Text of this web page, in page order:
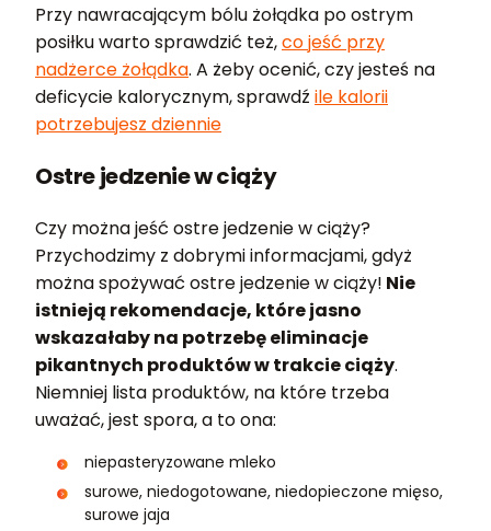
Przy nawracającym bólu żołądka po ostrym
posiłku warto sprawdzić też,co jeść przy
nadżerce żołądka. A żeby ocenić, czy jesteś na
deficycie kalorycznym, sprawdź ile kalorii
potrzebujesz dziennie
Ostre jedzenie w ciąży
Czy można jeść ostre jedzenie w ciąży?
Przychodzimy z dobrymi informacjami, gdyż
można spożywać ostre jedzenie w ciąży! Nie
istnieją rekomendacje, które jasno
wskazałaby na potrzebę eliminacje
pikantnych produktów w trakcie ciąży.
Niemniej lista produktów, na które trzeba
uważać, jest spora, a to ona:
niepasteryzowane mleko
surowe, niedogotowane, niedopieczone mięso,
surowe jaja